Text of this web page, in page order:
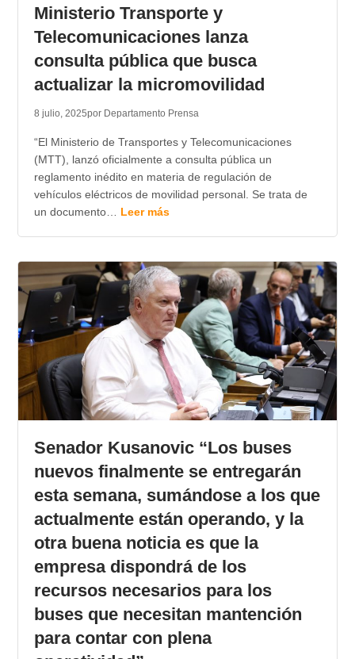
Ministerio Transporte y
Telecomunicaciones lanza
consulta pública que busca
actualizar la micromovilidad
8 julio, 2025por Departamento Prensa
“El Ministerio de Transportes y Telecomunicaciones
(MTT), lanzó oficialmente a consulta pública un
reglamento inédito en materia de regulación de
vehículos eléctricos de movilidad personal. Se trata de
un documento… Leer más
Senador Kusanovic “Los buses
nuevos finalmente se entregarán
esta semana, sumándose a los que
actualmente están operando, y la
otra buena noticia es que la
empresa dispondrá de los
recursos necesarios para los
buses que necesitan mantención
para contar con plena